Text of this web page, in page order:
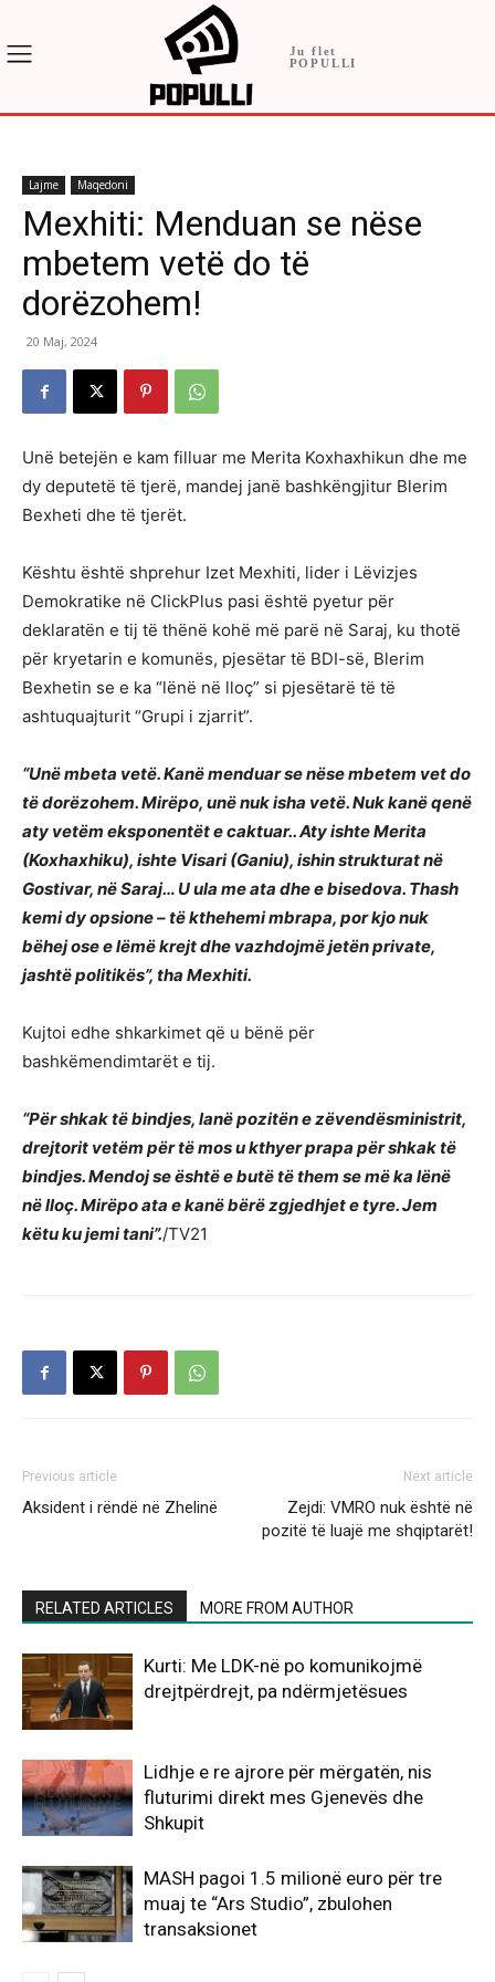
Ju flet
POPULLI
Lajme Maqedoni
Mexhiti: Menduan se nëse
mbetem vetë do të
dorëzohem!
20 Maj, 2024
Unë betejën e kam filluar me Merita Koxhaxhikun dhe me
dy deputetë të tjerë, mandej janë bashkëngjitur Blerim
Bexheti dhe të tjerët.
Kështu është shprehur Izet Mexhiti, lider i Lëvizjes
Demokratike në ClickPlus pasi është pyetur për
deklaratën e tij të thënë kohë më parë në Saraj, ku thotë
për kryetarin e komunës, pjesëtar të BDI-së, Blerim
Bexhetin se e ka “lënë në lloç” si pjesëtarë të të
ashtuquajturit “Grupi i zjarrit”.
“Unë mbeta vetë. Kanë menduar se nëse mbetem vet do
të dorëzohem. Mirëpo, unë nuk isha vetë. Nuk kanë qenë
aty vetëm eksponentët e caktuar.. Aty ishte Merita
(Koxhaxhiku), ishte Visari (Ganiu), ishin strukturat në
Gostivar, në Saraj… U ula me ata dhe e bisedova. Thash
kemi dy opsione – të kthehemi mbrapa, por kjo nuk
bëhej ose e lëmë krejt dhe vazhdojmë jetën private,
jashtë politikës”, tha Mexhiti.
Kujtoi edhe shkarkimet që u bënë për
bashkëmendimtarët e tij.
“Për shkak të bindjes, lanë pozitën e zëvendësministrit,
drejtorit vetëm për të mos u kthyer prapa për shkak të
bindjes. Mendoj se është e butë të them se më ka lënë
në lloç. Mirëpo ata e kanë bërë zgjedhjet e tyre. Jem
këtu ku jemi tani”./TV21
Previous article
Aksident i rëndë në Zhelinë
Next article
Zejdi: VMRO nuk është në
pozitë të luajë me shqiptarët!
RELATED ARTICLES MORE FROM AUTHOR
Kurti: Me LDK-në po komunikojmë
drejtpërdrejt, pa ndërmjetësues
Lidhje e re ajrore për mërgatën, nis
fluturimi direkt mes Gjenevës dhe
Shkupit
MASH pagoi 1.5 milionë euro për tre
muaj te “Ars Studio”, zbulohen
transaksionet